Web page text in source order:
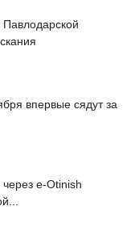
впервые сядут за
через e-Otinish